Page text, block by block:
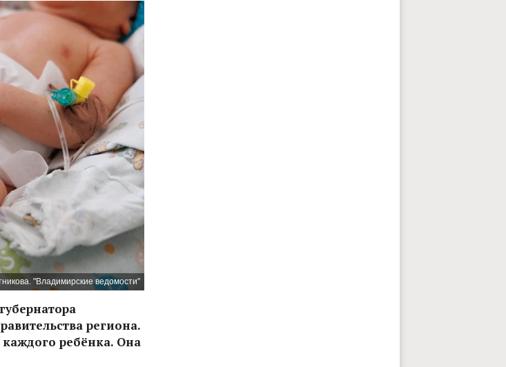
"Владимирские ведомости"
региона.
ребёнка. Она